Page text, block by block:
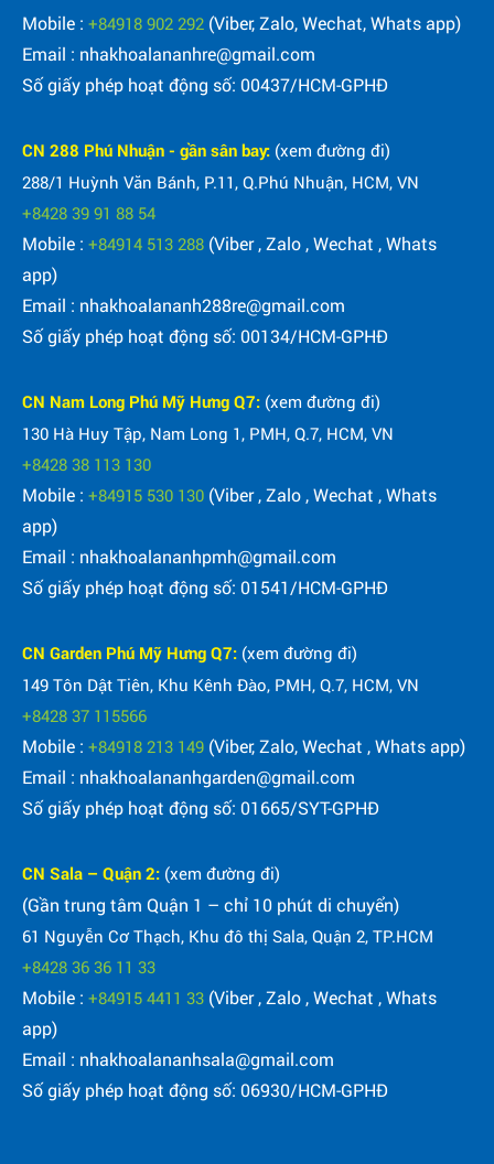
Mobile : +84918 902 292 (Viber, Zalo, Wechat, Whats app)
Email : nhakhoalananhre@gmail.com
Số giấy phép hoạt động số: 00437/HCM-GPHĐ
CN 288 Phú Nhuận - gần sân bay: (xem đường đi)
288/1 Huỳnh Văn Bánh, P.11, Q.Phú Nhuận, HCM, VN
+8428 39 91 88 54
Mobile : +84914 513 288 (Viber , Zalo , Wechat , Whats
app)
Email : nhakhoalananh288re@gmail.com
Số giấy phép hoạt động số: 00134/HCM-GPHĐ
CN Nam Long Phú Mỹ Hưng Q7: (xem đường đi)
130 Hà Huy Tập, Nam Long 1, PMH, Q.7, HCM, VN
+8428 38 113 130
Mobile : +84915 530 130 (Viber , Zalo , Wechat , Whats
app)
Email : nhakhoalananhpmh@gmail.com
Số giấy phép hoạt động số: 01541/HCM-GPHĐ
CN Garden Phú Mỹ Hưng Q7: (xem đường đi)
149 Tôn Dật Tiên, Khu Kênh Đào, PMH, Q.7, HCM, VN
+8428 37 115566
Mobile : +84918 213 149 (Viber, Zalo, Wechat , Whats app)
Email : nhakhoalananhgarden@gmail.com
Số giấy phép hoạt động số: 01665/SYT-GPHĐ
CN Sala – Quận 2: (xem đường đi)
(Gần trung tâm Quận 1 – chỉ 10 phút di chuyển)
61 Nguyễn Cơ Thạch, Khu đô thị Sala, Quận 2, TP.HCM
+8428 36 36 11 33
Mobile : +84915 4411 33 (Viber , Zalo , Wechat , Whats
app)
Email : nhakhoalananhsala@gmail.com
Số giấy phép hoạt động số: 06930/HCM-GPHĐ